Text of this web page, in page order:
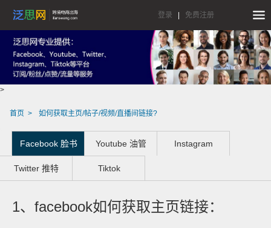
登录 免费注册
>
首页 如何获取主页/帖子/视频/直播间链接?
Facebook 脸书 Youtube 油管 Instagram
Twitter 推特 Tiktok
1、facebook如何获取主页链接：